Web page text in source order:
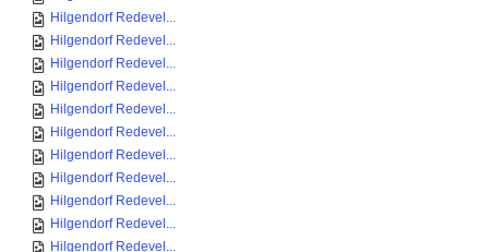
Hilgendorf Redevel...
Hilgendorf Redevel...
Hilgendorf Redevel...
Hilgendorf Redevel...
Hilgendorf Redevel...
Hilgendorf Redevel...
Hilgendorf Redevel...
Hilgendorf Redevel...
Hilgendorf Redevel...
Hilgendorf Redevel...
Hilgendorf Redevel...